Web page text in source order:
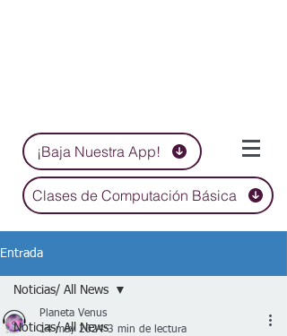
¡Baja Nuestra App!
Clases de Computación Básica
Entrada
Noticias/ All News
Noticias/ All News
Planeta Venus
14 may 2024 3 min de lectura